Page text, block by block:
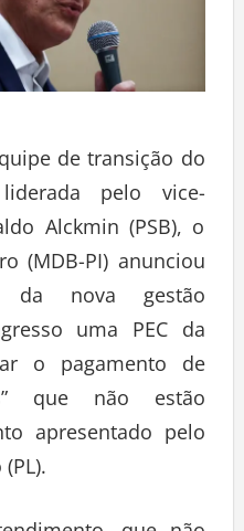
de transição do
pelo vice-
Alckmin (PSB), o
(MDB-PI) anunciou
da nova gestão
uma PEC da
o pagamento de
que não estão
apresentado pelo